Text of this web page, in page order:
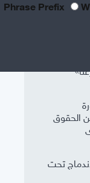
حول
الحقوق
تحت